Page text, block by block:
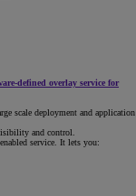
defined overlay service for
scale deployment and application
and control.
service. It lets you: